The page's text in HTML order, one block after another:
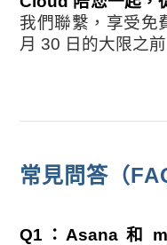
我們聯繫，享受免
月 30 日的大限之
常見問答（
Q1：Asana 和